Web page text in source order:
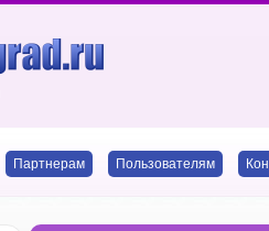
Партнерам Пользователям